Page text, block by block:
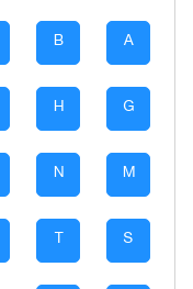
A
B
G
H
M
N
S
T